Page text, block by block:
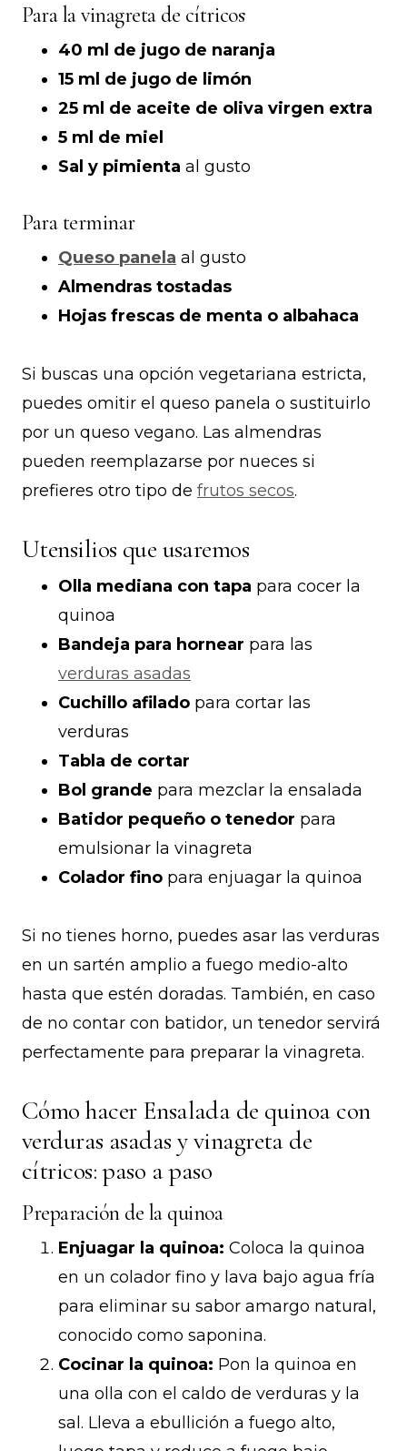
Para la vinagreta de cítricos
40 ml de jugo de naranja
15 ml de jugo de limón
25 ml de aceite de oliva virgen extra
5 ml de miel
Sal y pimienta al gusto
Para terminar
Queso panela al gusto
Almendras tostadas
Hojas frescas de menta o albahaca
Si buscas una opción vegetariana estricta,
puedes omitir el queso panela o sustituirlo
por un queso vegano. Las almendras
pueden reemplazarse por nueces si
prefieres otro tipo de frutos secos.
Utensilios que usaremos
Olla mediana con tapa para cocer la
quinoa
Bandeja para hornear para las
verduras asadas
Cuchillo afilado para cortar las
verduras
Tabla de cortar
Bol grande para mezclar la ensalada
Batidor pequeño o tenedor para
emulsionar la vinagreta
Colador fino para enjuagar la quinoa
Si no tienes horno, puedes asar las verduras
en un sartén amplio a fuego medio-alto
hasta que estén doradas. También, en caso
de no contar con batidor, un tenedor servirá
perfectamente para preparar la vinagreta.
Cómo hacer Ensalada de quinoa con
verduras asadas y vinagreta de
cítricos: paso a paso
Preparación de la quinoa
Enjuagar la quinoa: Coloca la quinoa
en un colador fino y lava bajo agua fría
para eliminar su sabor amargo natural,
conocido como saponina.
Cocinar la quinoa: Pon la quinoa en
una olla con el caldo de verduras y la
sal. Lleva a ebullición a fuego alto,